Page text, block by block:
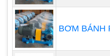
còn có một số bộ phận
Đế máy: Là bộ phận
vững trong bể chứa
BƠM BÁNH